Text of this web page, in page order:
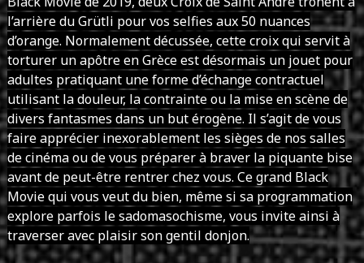
l’arrière du Grütli pour vos selfies aux 50 nuances
d’orange. Normalement décussée, cette croix qui servit à
torturer un apôtre en Grèce est désormais un jouet pour
adultes pratiquant une forme d’échange contractuel
utilisant la douleur, la contrainte ou la mise en scène de
divers fantasmes dans un but érogène. Il s’agit de vous
faire apprécier inexorablement les sièges de nos salles
de cinéma ou de vous préparer à braver la piquante bise
avant de peut-être rentrer chez vous. Ce grand Black
Movie qui vous veut du bien, même si sa programmation
explore parfois le sadomasochisme, vous invite ainsi à
traverser avec plaisir son gentil donjon.